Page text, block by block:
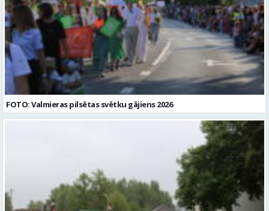
FOTO: Valmieras pilsētas svētku gājiens 2026